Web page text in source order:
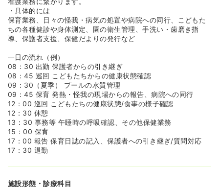
◆病気になりにくい生活習慣や体作りの支援が、子どもた
ちの大事な未来に繋がります。人生における健康な身体の
土台づくりに貢献するお仕事です★
◆月額1万円から借り上げ社宅制度を活用することができ
ます！
◆単身の方はもちろん、ご家族であれば同居人の方がいて
も対象となります！
◆現在お住まいの賃貸から社宅制度に切り替え可能！
※条件がございます。詳細はキャリアアドバイザーへお問
い合わせください。
≪従業員持株会制度がとても人気です！≫
◆日本企業10社しか行っていない、脅威の奨励金50％と
なっております！
円の50％にあたる「1万円の奨励金」が会社から毎月支給
が積み立てられるため、将来の積立として大人気の制度で
・具体的には
保育業務、日々の怪我・病気の処置や病院への同行、こどもた
ちの各種健診や身体測定、園の衛生管理、手洗い・歯磨き指
導、保護者支援、保健だよりの発行など
一日の流れ（例）
08：30 出勤 保護者からの引き継ぎ
08：45 巡回 こどもたちからの健康状態確認
09：30（夏季） プールの水質管理
09：45 保育 発熱・怪我の現場からの報告、病院への同行
12：00 巡回 こどもたちの健康状態/食事の様子確認
12：30 休憩
13：30 事務等 午睡時の呼吸確認、その他保健業務
15：00 保育
17：00 報告 保育日誌の記入、保護者への引き継ぎ/質問対応
17：30 退勤
施設形態・診療科目